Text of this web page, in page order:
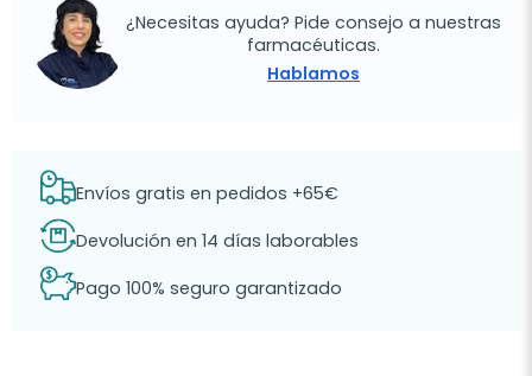
¿Necesitas ayuda? Pide consejo a nuestras
farmacéuticas.
Hablamos
Envíos gratis en pedidos +65€
Devolución en 14 días laborables
Pago 100% seguro garantizado